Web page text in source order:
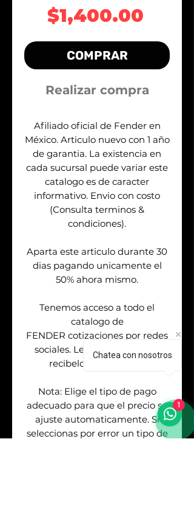
$1,400.00
COMPRAR
Realizar compra
Afiliado oficial de Fender en
México. Articulo nuevo con 1 año
de garantia. La existencia en
cada sucursal puede variar este
catalogo es de caracter
informativo. Envio con costo
(Consulta terminos &
condiciones).
Aparta este articulo durante 30
dias pagando unicamente el
50% ahora mismo.
Tenemos acceso a todo el
catalogo de
FENDER cotizaciones por redes
sociales. Levanta tu orden &
recibelo de 2 a 7 dias.
Nota: Elige el tipo de pago
adecuado para que el precio se
ajuste automaticamente. Si
seleccionas por error un tipo de
Chatea con nosotros
1